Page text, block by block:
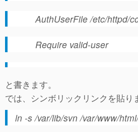
AuthUserFile /etc/httpd/
Require valid-user
と書きます。
では、シンボリックリンクを貼り
ln -s /var/lib/svn /var/www/